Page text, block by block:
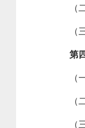
（二
（三
第四
（一
（二
（三